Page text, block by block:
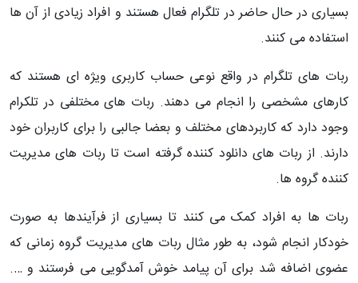
بسیاری در حال حاضر در تلگرام فعال هستند و افراد زیادی از آن ها
استفاده می کنند.
ربات های تلگرام در واقع نوعی حساب کاربری ویژه ای هستند که
کارهای مشخصی را انجام می دهند. ربات های مختلفی در تلکرام
وجود دارد که کاربردهای مختلف و بعضا جالبی را برای کاربران خود
دارند. از ربات های دانلود کننده گرفته است تا ربات های مدیریت
کننده گروه ها.
ربات ها به افراد کمک می کنند تا بسیاری از فرآیندها به صورت
خودکار انجام شود، به طور مثال ربات های مدیریت گروه زمانی که
عضوی اضافه شد برای آن پیامد خوش آمدگویی می فرستند و ….